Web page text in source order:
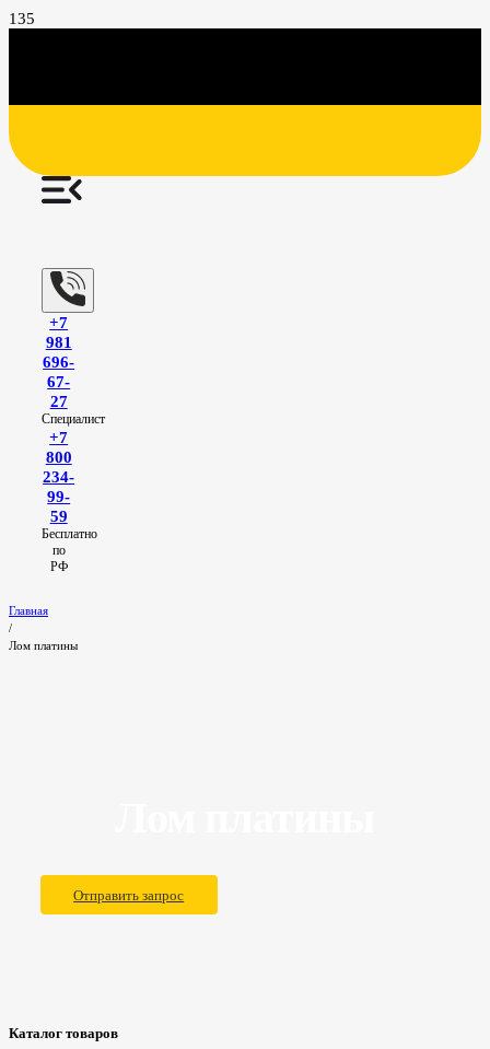
+7
981
696-
67-
27
Специалист
+7
800
234-
99-
59
Бесплатно
по
РФ
Главная
/
Лом платины
Отправить запрос
Каталог товаров